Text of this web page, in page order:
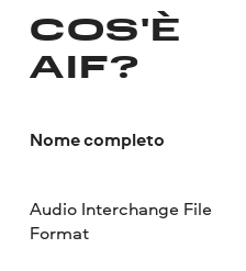
COS'È
AIF?
Nome completo
Audio Interchange File
Format